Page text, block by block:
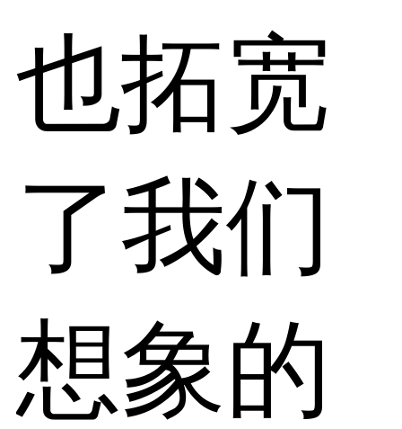
也拓宽
了我们
想象的